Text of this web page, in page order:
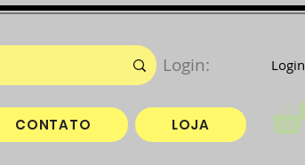
Login
CONTATO LOJA
Login: